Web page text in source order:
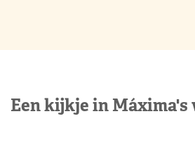
Een kijkje in